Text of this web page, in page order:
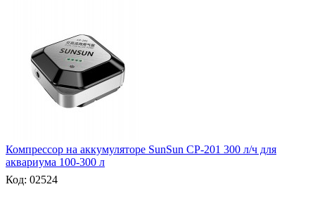
Компрессор на аккумуляторе SunSun CP-201 300 л/ч для
аквариума 100-300 л
Код: 02524